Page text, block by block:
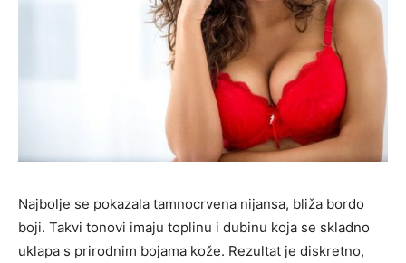
Najbolje se pokazala tamnocrvena nijansa, bliža bordo
boji. Takvi tonovi imaju toplinu i dubinu koja se skladno
uklapa s prirodnim bojama kože. Rezultat je diskretno,